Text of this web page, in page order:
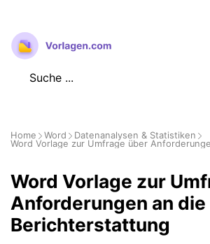
Zum
Inhalt
springen
Home Word
Datenanalysen & Statistiken
Word Vorlage zur Umfrage über
Word Vorlage zur
Anforderungen an die
Berichterstattung